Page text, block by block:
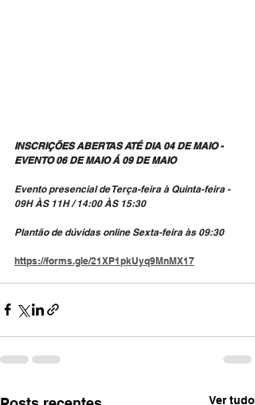
INSCRIÇÕES ABERTAS ATÉ DIA 04 DE MAIO -
EVENTO 06 DE MAIO Á 09 DE MAIO
Evento presencial de Terça-feira à Quinta-feira -
09H ÀS 11H / 14:00 ÀS 15:30
Plantão de dúvidas online Sexta-feira às 09:30
https://forms.gle/21XP1pkUyq9MnMX17
Ver tudo